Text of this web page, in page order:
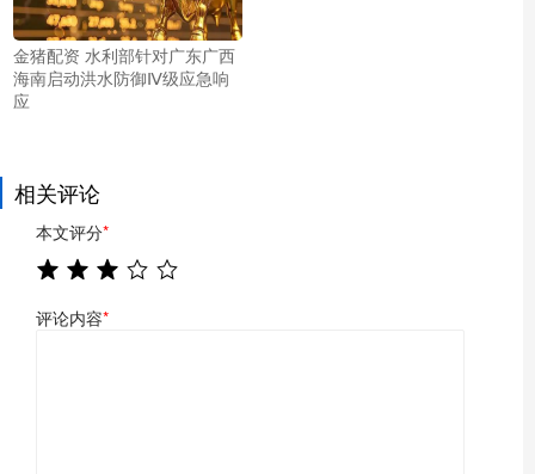
金猪配资 水利部针对广东广西
海南启动洪水防御Ⅳ级应急响
应
相关评论
本文评分*
评论内容*